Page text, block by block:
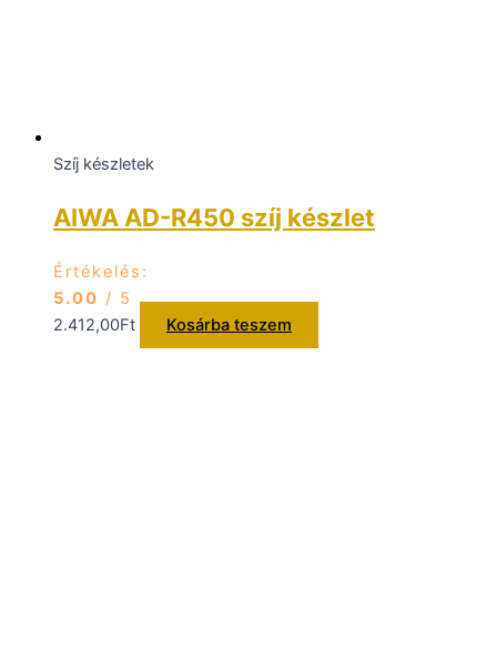
Szíj készletek
AIWA AD-R450 szíj készlet
Értékelés:
5.00 / 5
2.412,00Ft Kosárba teszem